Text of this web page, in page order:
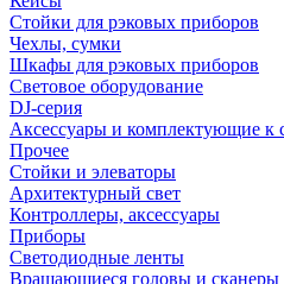
Стойки для рэковых приборов
Чехлы, сумки
Шкафы для рэковых приборов
Световое оборудование
DJ-серия
Аксессуары и комплектующие к
Прочее
Стойки и элеваторы
Архитектурный свет
Контроллеры, аксессуары
Приборы
Светодиодные ленты
Вращающиеся головы и сканеры